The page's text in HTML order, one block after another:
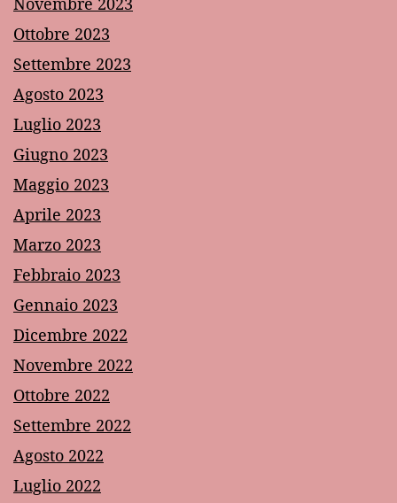
Ottobre 2023
Settembre 2023
Agosto 2023
Luglio 2023
Giugno 2023
Maggio 2023
Aprile 2023
Marzo 2023
Febbraio 2023
Gennaio 2023
Dicembre 2022
Novembre 2022
Ottobre 2022
Settembre 2022
Agosto 2022
Luglio 2022